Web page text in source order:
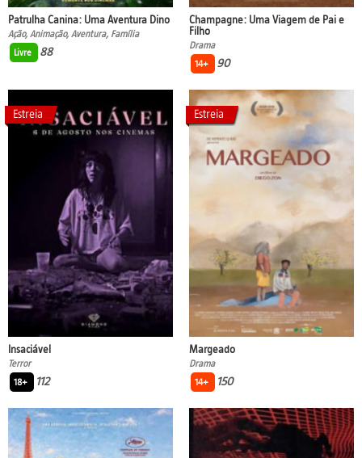
Patrulha Canina: Uma Aventura Dino
Ação, Animação, Aventura, Família
Livre
88
Champagne: Uma Viagem de Pai e
Filho
Drama
14+
90
Insaciável
Terror
18+
112
Margeado
Drama
14+
150